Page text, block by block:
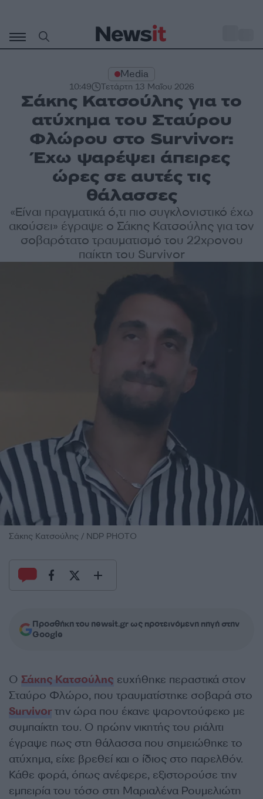
περιεχόμενο
Media
10:49 Τετάρτη 13 Μαΐου 2026
Σάκης Κατσούλης για το
ατύχημα του Σταύρου
Φλώρου στο Survivor:
Έχω ψαρέψει άπειρες
ώρες σε αυτές τις
θάλασσες
«Είναι πραγματικά ό,τι πιο συγκλονιστικό έχω
ακούσει» έγραψε ο Σάκης Κατσούλης για τον
σοβαρότατο τραυματισμό του 22χρονου
παίκτη του Survivor
Σάκης Κατσούλης / NDP PHOTO
Προσθήκη του newsit.gr ως προτεινόμενη πηγή στην
Google
Ο Σάκης Κατσούλης ευχήθηκε περαστικά στον
Σταύρο Φλώρο, που τραυματίστηκε σοβαρά στο
Survivor την ώρα που έκανε ψαροντούφεκο με
συμπαίκτη του. Ο πρώην νικητής του ριάλιτι
έγραψε πως στη θάλασσα που σημειώθηκε το
ατύχημα, είχε βρεθεί και ο ίδιος στο παρελθόν.
Κάθε φορά, όπως ανέφερε, εξιστορούσε την
εμπειρία του τόσο στη Μαριαλένα Ρουμελιώτη